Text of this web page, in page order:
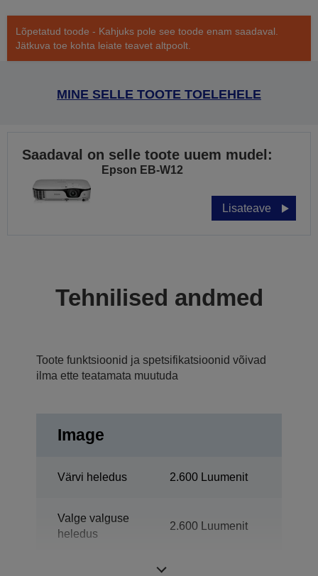
Lõpetatud toode - Kahjuks pole see toode enam saadaval.
Jätkuva toe kohta leiate teavet altpoolt.
MINE SELLE TOOTE TOELEHELE
Saadaval on selle toote uuem mudel:
Epson EB-W12
Lisateave
Tehnilised andmed
Toote funktsioonid ja spetsifikatsioonid võivad
ilma ette teatamata muutuda
Image
Värvi heledus 2.600 Luumenit
Valge valguse
heledus
2.600 Luumenit